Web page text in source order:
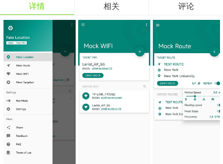
详情 相关 评论